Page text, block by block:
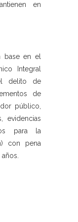
en
base en el
Integral
delito de
de
público,
evidencias
para la
con pena